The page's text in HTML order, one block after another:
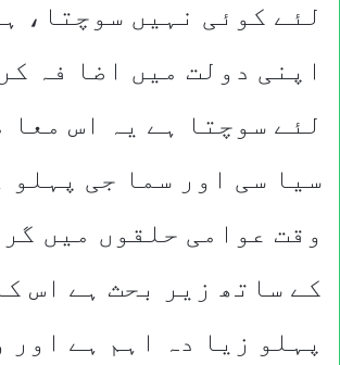
لئے کوئی نہیں سوچتا،
اپنی دولت میں اضا فہ
لئے سوچتا ہے یہ اس معا
سیا سی اور سما جی پہلو
وقت عوامی حلقوں میں
کے ساتھ زیر بحث ہے اس
پہلو زیا دہ اہم ہے اور